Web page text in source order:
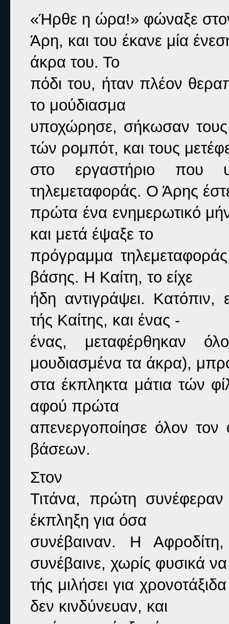
«Ήρθε η ώρα!» φώναξε
Άρη, και του έκανε μία
άκρα του. Το
πόδι του, ήταν πλέον
το μούδιασμα
υποχώρησε, σήκωσαν τους
τών ρομπότ, και τους
στο εργαστήριο που
τηλεμεταφοράς. Ο Άρης
πρώτα ένα ενημερωτικό
και μετά έψαξε το
πρόγραμμα
βάσης. Η Καίτη, το είχε
ήδη αντιγράψει. Κατόπιν,
τής Καίτης, και ένας -
ένας, μεταφέρθηκαν
μουδιασμένα τα άκρα),
στα έκπληκτα μάτια τών
αφού πρώτα
απενεργοποίησε όλον τον
βάσεων.
Στον
Τιτάνα, πρώτη
έκπληξη για όσα
συνέβαιναν. Η
συνέβαινε, χωρίς φυσικά να
τής μιλήσει για
δεν κινδύνευαν, και